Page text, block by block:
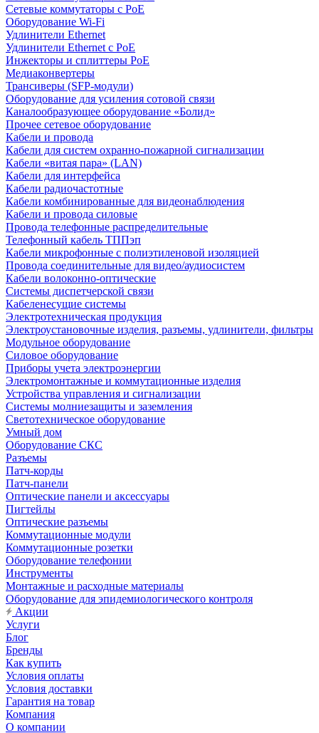
Сетевые коммутаторы с PoE
Оборудование Wi-Fi
Удлинители Ethernet
Удлинители Ethernet с PoE
Инжекторы и сплиттеры PoE
Медиаконвертеры
Трансиверы (SFP-модули)
Оборудование для усиления сотовой связи
Каналообразующее оборудование «Болид»
Прочее сетевое оборудование
Кабели и провода
Кабели для систем охранно-пожарной сигнализации
Кабели «витая пара» (LAN)
Кабели для интерфейса
Кабели радиочастотные
Кабели комбинированные для видеонаблюдения
Кабели и провода силовые
Провода телефонные распределительные
Телефонный кабель ТППэп
Кабели микрофонные с полиэтиленовой изоляцией
Провода соединительные для видео/аудиосистем
Кабели волоконно-оптические
Системы диспетчерской связи
Кабеленесущие системы
Электротехническая продукция
Электроустановочные изделия, разъемы, удлинители, фильтры
Модульное оборудование
Силовое оборудование
Приборы учета электроэнергии
Электромонтажные и коммутационные изделия
Устройства управления и сигнализации
Системы молниезащиты и заземления
Светотехническое оборудование
Умный дом
Оборудование СКС
Разъемы
Патч-корды
Патч-панели
Оптические панели и аксессуары
Пигтейлы
Оптические разъемы
Коммутационные модули
Коммутационные розетки
Оборудование телефонии
Инструменты
Монтажные и расходные материалы
Оборудование для эпидемиологического контроля
Акции
Услуги
Блог
Бренды
Как купить
Условия оплаты
Условия доставки
Гарантия на товар
Компания
О компании